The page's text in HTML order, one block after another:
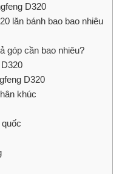
D320
lăn bánh bao bao nhiêu
góp cần bao nhiêu?
D320
khúc